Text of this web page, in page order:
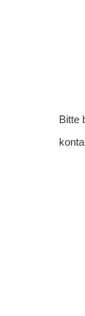
Bitte